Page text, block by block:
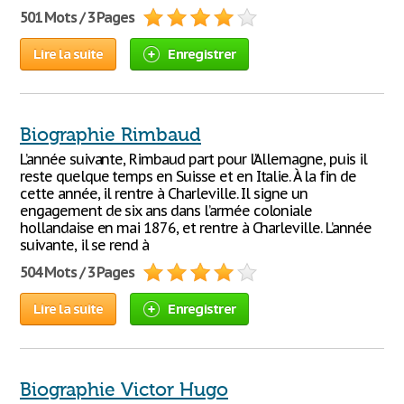
501 Mots / 3 Pages
Lire la suite Enregistrer
Biographie Rimbaud
L’année suivante, Rimbaud part pour l’Allemagne, puis il
reste quelque temps en Suisse et en Italie. À la fin de
cette année, il rentre à Charleville. Il signe un
engagement de six ans dans l’armée coloniale
hollandaise en mai 1876, et rentre à Charleville. L’année
suivante, il se rend à
504 Mots / 3 Pages
Lire la suite Enregistrer
Biographie Victor Hugo